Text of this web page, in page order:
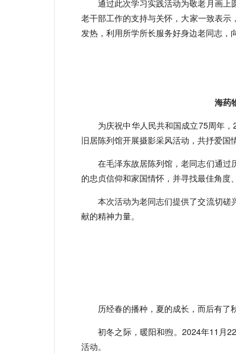
通过此次学习实践活动为敬老月画
老干部工作的支持与关怀，大家一致表
发热，利用所学所长服务好身边老同志，
海药
为庆祝中华人民共和国成立75周年
旧居陈列馆开展摄影采风活动，共抒爱国
在毛泽东故居陈列馆，老同志们通过
的忠贞信仰和家国情怀，并寻找最佳角度
本次活动为老同志们提供了交流切磋
献的精神力量。
历经春的播种，夏的成长，而后有了
初冬之际，暖阳和煦。2024年11月
活动。